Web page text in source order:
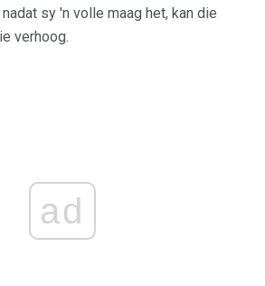
sy 'n volle maag het, kan die
verhoog.
ad